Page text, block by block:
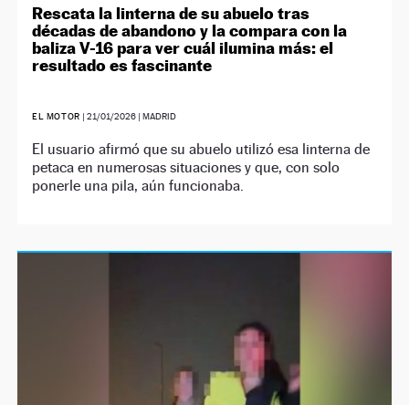
Rescata la linterna de su abuelo tras
décadas de abandono y la compara con la
baliza V-16 para ver cuál ilumina más: el
resultado es fascinante
EL MOTOR | 21/01/2026| MADRID
El usuario afirmó que su abuelo utilizó esa linterna de
petaca en numerosas situaciones y que, con solo
ponerle una pila, aún funcionaba.